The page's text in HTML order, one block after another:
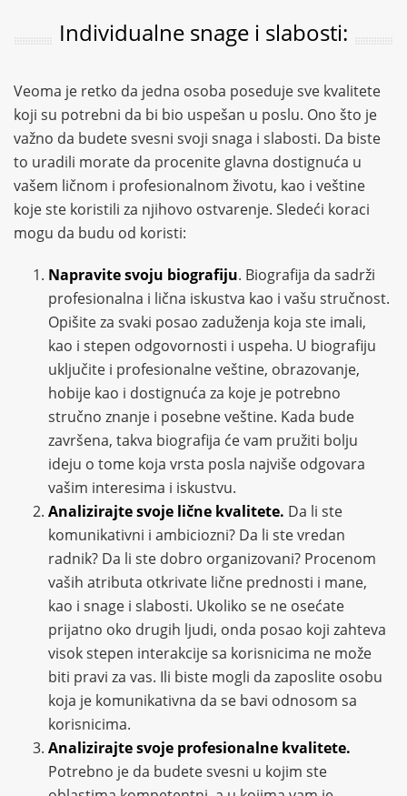
Individualne snage i slabosti:
Veoma je retko da jedna osoba poseduje sve kvalitete
koji su potrebni da bi bio uspešan u poslu. Ono što je
važno da budete svesni svoji snaga i slabosti. Da biste
to uradili morate da procenite glavna dostignuća u
vašem ličnom i profesionalnom životu, kao i veštine
koje ste koristili za njihovo ostvarenje. Sledeći koraci
mogu da budu od koristi:
Napravite svoju biografiju. Biografija da sadrži
profesionalna i lična iskustva kao i vašu stručnost.
Opišite za svaki posao zaduženja koja ste imali,
kao i stepen odgovornosti i uspeha. U biografiju
uključite i profesionalne veštine, obrazovanje,
hobije kao i dostignuća za koje je potrebno
stručno znanje i posebne veštine. Kada bude
završena, takva biografija će vam pružiti bolju
ideju o tome koja vrsta posla najviše odgovara
vašim interesima i iskustvu.
Analizirajte svoje lične kvalitete. Da li ste
komunikativni i ambiciozni? Da li ste vredan
radnik? Da li ste dobro organizovani? Procenom
vaših atributa otkrivate lične prednosti i mane,
kao i snage i slabosti. Ukoliko se ne osećate
prijatno oko drugih ljudi, onda posao koji zahteva
visok stepen interakcije sa korisnicima ne može
biti pravi za vas. Ili biste mogli da zaposlite osobu
koja je komunikativna da se bavi odnosom sa
korisnicima.
Analizirajte svoje profesionalne kvalitete.
Potrebno je da budete svesni u kojim ste